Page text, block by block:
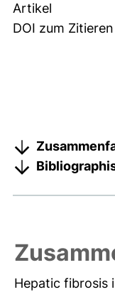
Artikel
DOI zum
Hepatic fibrosis